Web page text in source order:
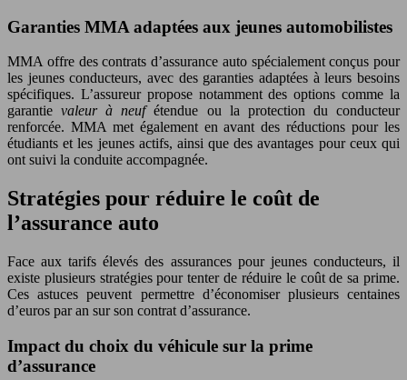
Garanties MMA adaptées aux jeunes automobilistes
MMA offre des contrats d’assurance auto spécialement conçus pour
les jeunes conducteurs, avec des garanties adaptées à leurs besoins
spécifiques. L’assureur propose notamment des options comme la
garantievaleur à neufétendue ou la protection du conducteur
renforcée. MMA met également en avant des réductions pour les
étudiants et les jeunes actifs, ainsi que des avantages pour ceux qui
ont suivi la conduite accompagnée.
Stratégies pour réduire le coût de
l’assurance auto
Face aux tarifs élevés des assurances pour jeunes conducteurs, il
existe plusieurs stratégies pour tenter de réduire le coût de sa prime.
Ces astuces peuvent permettre d’économiser plusieurs centaines
d’euros par an sur son contrat d’assurance.
Impact du choix du véhicule sur la prime
d’assurance